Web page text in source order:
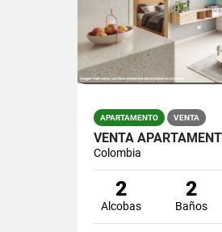
APARTAMENTO VENTA
Colombia
2
Alcobas
2
Baños